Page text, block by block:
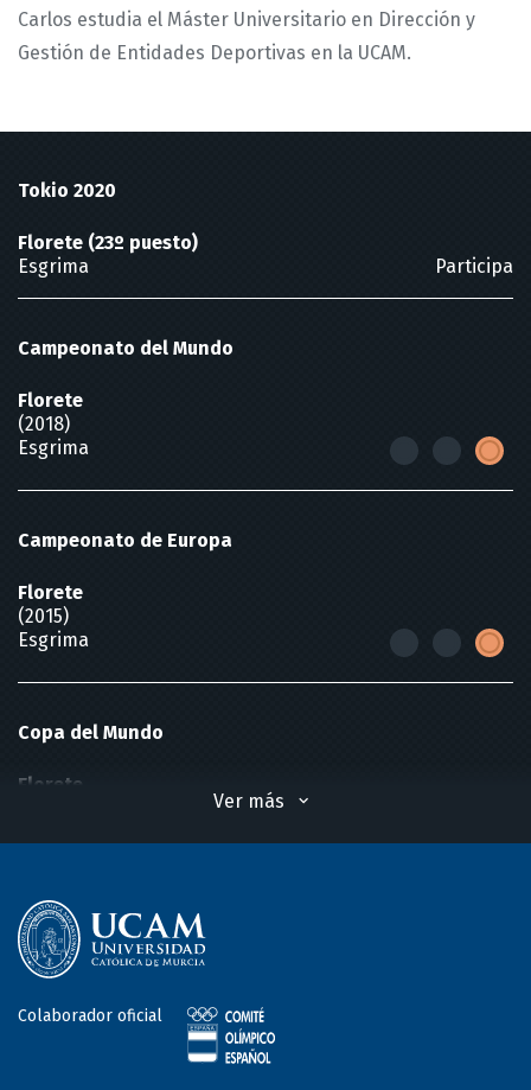
Carlos estudia el Máster Universitario en Dirección y
Gestión de Entidades Deportivas en la UCAM.
Tokio 2020
Florete (23º puesto)
Esgrima
Participa
Campeonato del Mundo
Florete
(2018)
Esgrima
Campeonato de Europa
Florete
(2015)
Esgrima
Copa del Mundo
Florete
Campeonatos de España individuales
Florete
Esgrima
Ver más
Colaborador oficial